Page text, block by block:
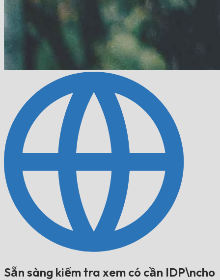
Sẵn sàng kiểm tra xem có cần IDP\ncho